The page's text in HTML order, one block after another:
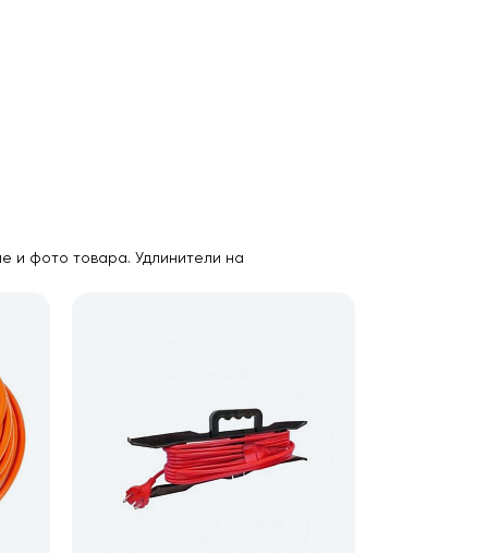
и фото товара. Удлинители на